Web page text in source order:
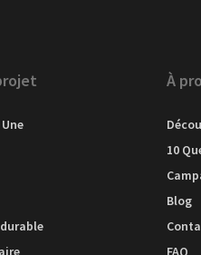
À
10
Blog